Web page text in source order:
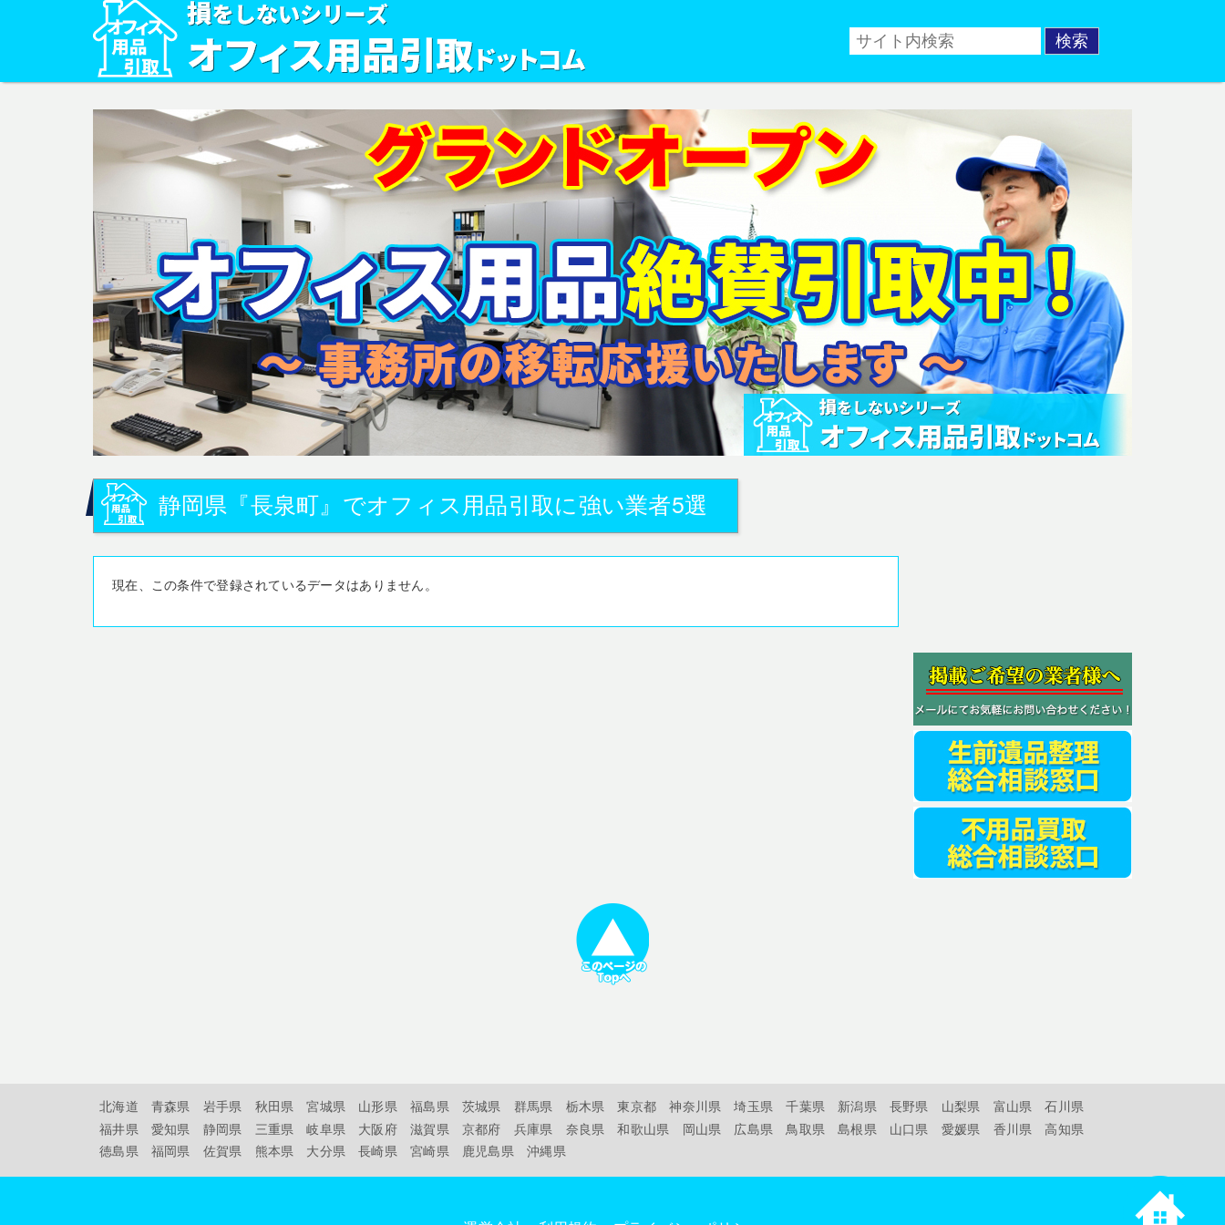
静岡県『長泉町』でオフィス用品引取に強い業者5選
現在、この条件で登録されているデータはありません。
北海道 青森県 岩手県 秋田県 宮城県 山形県 福島県 茨城県 群馬県 栃木県 東京都 神奈川県 埼玉県 千葉県 新潟県 長野県 山梨県 富山県
石川県
福井県
愛知県 静岡県 三重県 岐阜県 大阪府 滋賀県 京都府 兵庫県 奈良県 和歌山県 岡山県 広島県 鳥取県 島根県 山口県 愛媛県 香川県
高知県
徳島県
福岡県 佐賀県 熊本県 大分県 長崎県 宮崎県 鹿児島県 沖縄県